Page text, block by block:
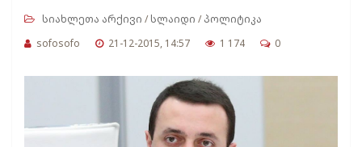
სიახლეთა არქივი /სლაიდი /პოლიტიკა
sofosofo
21-12-2015, 14:57 1 174 0